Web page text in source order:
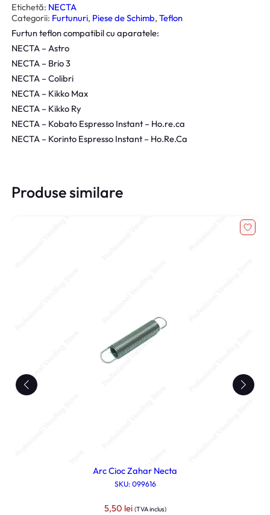
Etichetă: NECTA
Categorii: Furtunuri, Piese de Schimb, Teflon
Furtun teflon compatibil cu aparatele:
NECTA – Astro
NECTA – Brio 3
NECTA – Colibri
NECTA – Kikko Max
NECTA – Kikko Ry
NECTA – Kobato Espresso Instant – Ho.re.ca
NECTA – Korinto Espresso Instant – Ho.Re.Ca
Produse similare
Arc Cioc Zahar Necta
SKU: 099616
5,50 lei (TVA inclus)